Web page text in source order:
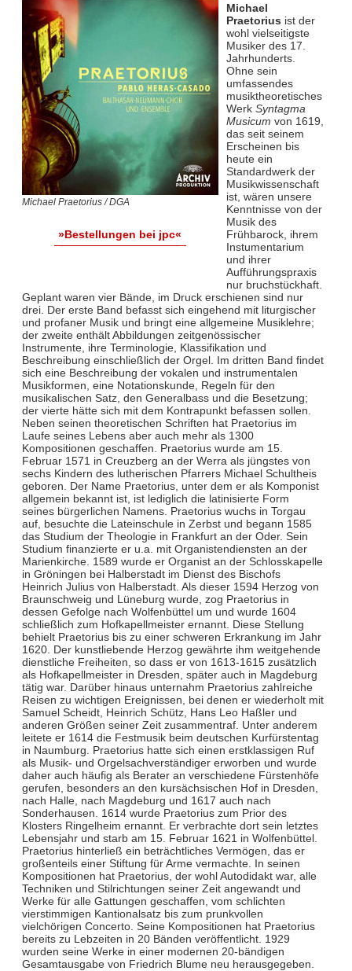
Michael Praetorius / DGA
»Bestellungen bei jpc«
Michael
Praetorius ist der
wohl vielseitigste
Musiker des 17.
Jahrhunderts.
Ohne sein
umfassendes
musiktheoretisches
Werk Syntagma
Musicum von 1619,
das seit seinem
Erscheinen bis
heute ein
Standardwerk der
Musikwissenschaft
ist, wären unsere
Kenntnisse von der
Musik des
Frühbarock, ihrem
Instumentarium
und ihrer
Aufführungspraxis
nur bruchstückhaft.
Geplant waren vier Bände, im Druck erschienen sind nur
drei. Der erste Band befasst sich eingehend mit liturgischer
und profaner Musik und bringt eine allgemeine Musiklehre;
der zweite enthält Abbildungen zeitgenössischer
Instrumente, ihre Terminologie, Klassifikation und
Beschreibung einschließlich der Orgel. Im dritten Band findet
sich eine Beschreibung der vokalen und instrumentalen
Musikformen, eine Notationskunde, Regeln für den
musikalischen Satz, den Generalbass und die Besetzung;
der vierte hätte sich mit dem Kontrapunkt befassen sollen.
Neben seinen theoretischen Schriften hat Praetorius im
Laufe seines Lebens aber auch mehr als 1300
Kompositionen geschaffen. Praetorius wurde am 15.
Februar 1571 in Creuzberg an der Werra als jüngstes von
sechs Kindern des lutherischen Pfarrers Michael Schultheis
geboren. Der Name Praetorius, unter dem er als Komponist
allgemein bekannt ist, ist lediglich die latinisierte Form
seines bürgerlichen Namens. Praetorius wuchs in Torgau
auf, besuchte die Lateinschule in Zerbst und begann 1585
das Studium der Theologie in Frankfurt an der Oder. Sein
Studium finanzierte er u.a. mit Organistendiensten an der
Marienkirche. 1589 wurde er Organist an der Schlosskapelle
in Gröningen bei Halberstadt im Dienst des Bischofs
Heinrich Julius von Halberstadt. Als dieser 1594 Herzog von
Braunschweig und Lüneburg wurde, zog Praetorius in
dessen Gefolge nach Wolfenbüttel um und wurde 1604
schließlich zum Hofkapellmeister ernannt. Diese Stellung
behielt Praetorius bis zu einer schweren Erkrankung im Jahr
1620. Der kunstliebende Herzog gewährte ihm weitgehende
dienstliche Freiheiten, so dass er von 1613-1615 zusätzlich
als Hofkapellmeister in Dresden, später auch in Magdeburg
tätig war. Darüber hinaus unternahm Praetorius zahlreiche
Reisen zu wichtigen Ereignissen, bei denen er wiederholt mit
Samuel Scheidt, Heinrich Schütz, Hans Leo Haßler und
anderen Größen seiner Zeit zusammentraf. Unter anderem
leitete er 1614 die Festmusik beim deutschen Kurfürstentag
in Naumburg. Praetorius hatte sich einen erstklassigen Ruf
als Musik- und Orgelsachverständiger erworben und wurde
daher auch häufig als Berater an verschiedene Fürstenhöfe
gerufen, besonders an den kursächsischen Hof in Dresden,
nach Halle, nach Magdeburg und 1617 auch nach
Sonderhausen. 1614 wurde Praetorius zum Prior des
Klosters Ringelheim ernannt. Er verbrachte dort sein letztes
Lebensjahr und starb am 15. Februar 1621 in Wolfenbüttel.
Praetorius hinterließ ein beträchtliches Vermögen, das er
großenteils einer Stiftung für Arme vermachte. In seinen
Kompositionen hat Praetorius, der wohl Autodidakt war, alle
Techniken und Stilrichtungen seiner Zeit angewandt und
Werke für alle Gattungen geschaffen, vom schlichten
vierstimmigen Kantionalsatz bis zum prunkvollen
vielchörigen Concerto. Seine Kompositionen hat Praetorius
bereits zu Lebzeiten in 20 Bänden veröffentlicht. 1929
wurden seine Werke in einer modernen 20-bändigen
Gesamtausgabe von Friedrich Blume neu herausgegeben.